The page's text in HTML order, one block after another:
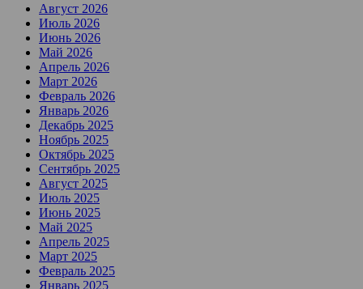
Август 2026
Июль 2026
Июнь 2026
Май 2026
Апрель 2026
Март 2026
Февраль 2026
Январь 2026
Декабрь 2025
Ноябрь 2025
Октябрь 2025
Сентябрь 2025
Август 2025
Июль 2025
Июнь 2025
Май 2025
Апрель 2025
Март 2025
Февраль 2025
Январь 2025